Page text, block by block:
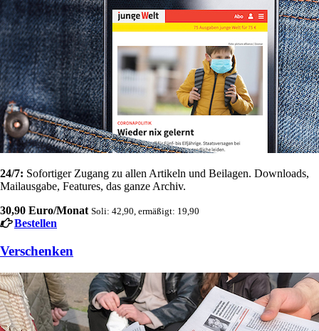
24/7: Sofortiger Zugang zu allen Artikeln und Beilagen. Downloads,
Mailausgabe, Features, das ganze Archiv.
30,90 Euro/Monat Soli: 42,90, ermäßigt: 19,90
Bestellen
Verschenken